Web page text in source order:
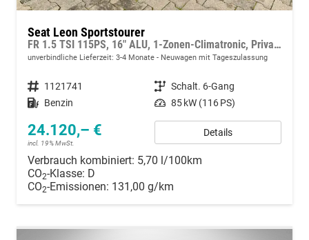
Seat Leon Sportstourer
FR 1.5 TSI 115PS, 16" ALU, 1-Zonen-Climatronic, Privacy-Glas, Parksensoren vorn/hinten, Radio 10,4", Tempomat, LED-Scheinwerfer/-rückleuchten, M-Lederlenkrad, Nebelscheinwerfer
unverbindliche Lieferzeit: 3-4 Monate Neuwagen mit Tageszulassung
Fahrzeugnummer 1121741 Getriebe Schalt. 6-Gang
Kraftstoff Benzin Leistung 85 kW (116 PS)
24.120,– €
incl. 19% MwSt.
Details
Verbrauch kombiniert: 5,70 l/100km
CO2-Klasse: D
CO2-Emissionen: 131,00 g/km